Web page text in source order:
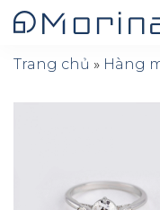
Trang chủ » Hàng